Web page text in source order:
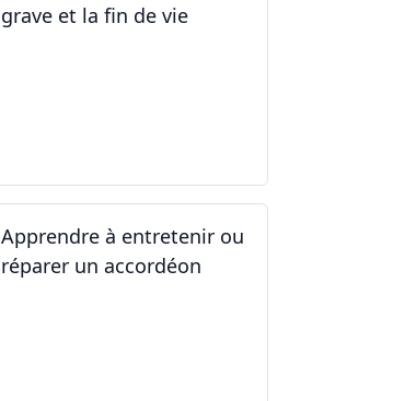
grave et la fin de vie
Apprendre à entretenir ou
réparer un accordéon